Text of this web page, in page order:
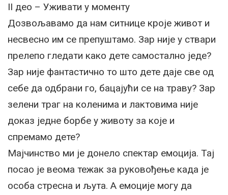
II део – Уживати у моменту
Дозвољавамо да нам ситнице кроје живот и
несвесно им се препуштамо. Зар није у ствари
прелепо гледати како дете самостално једе?
Зар није фантастично то што дете даје све од
себе да одбрани го, бацајући се на траву? Зар
зелени траг на коленима и лактовима није
доказ једне борбе у животу за које и
спремамо дете?
Мајчинство ми је донело спектар емоција. Тај
посао је веома тежак за руковођење када је
особа стресна и љута. А емоције могу да